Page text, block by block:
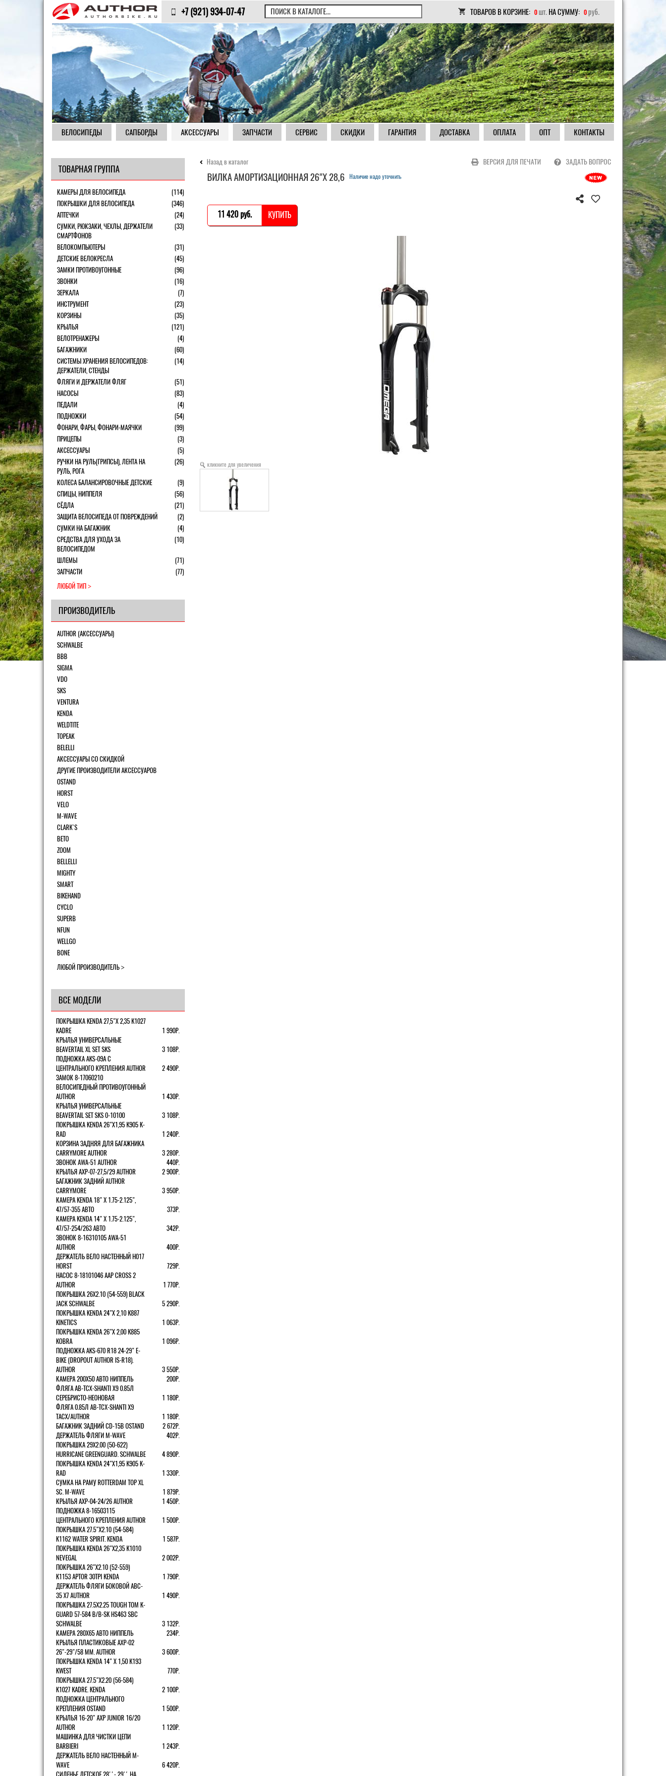
+7 (921) 934-07-47 ТОВАРОВ В КОРЗИНЕ: 0 шт. НА СУММУ: 0 руб.
ВЕЛОСИПЕДЫ САПБОРДЫ АКСЕССУАРЫ ЗАПЧАСТИ СЕРВИС СКИДКИ ГАРАНТИЯ ДОСТАВКА ОПЛАТА ОПТ КОНТАКТЫ
Назад в каталог ВЕРСИЯ ДЛЯ ПЕЧАТИ ЗАДАТЬ ВОПРОС
ВИЛКА АМОРТИЗАЦИОННАЯ 26"Х 28,6 Наличие надо уточнить
11 420 pуб. КУПИТЬ
кликните для увеличения
ТОВАРНАЯ ГРУППА
КАМЕРЫ ДЛЯ ВЕЛОСИПЕДА
(114)
ПОКРЫШКИ ДЛЯ ВЕЛОСИПЕДА
(346)
АПТЕЧКИ
(24)
СУМКИ, РЮКЗАКИ, ЧЕХЛЫ, ДЕРЖАТЕЛИ
СМАРТФОНОВ
(33)
ВЕЛОКОМПЬЮТЕРЫ
(31)
ДЕТСКИЕ ВЕЛОКРЕСЛА
(45)
ЗАМКИ ПРОТИВОУГОННЫЕ
(96)
ЗВОНКИ
(16)
ЗЕРКАЛА
(7)
ИНСТРУМЕНТ
(23)
КОРЗИНЫ
(35)
КРЫЛЬЯ
(121)
ВЕЛОТРЕНАЖЕРЫ
(4)
БАГАЖНИКИ
(60)
СИСТЕМЫ ХРАНЕНИЯ ВЕЛОСИПЕДОВ:
ДЕРЖАТЕЛИ, СТЕНДЫ
(14)
ФЛЯГИ И ДЕРЖАТЕЛИ ФЛЯГ
(51)
НАСОСЫ
(83)
ПЕДАЛИ
(4)
ПОДНОЖКИ
(54)
ФОНАРИ, ФАРЫ, ФОНАРИ-МАЯЧКИ
(99)
ПРИЦЕПЫ
(3)
АКСЕССУАРЫ
(5)
РУЧКИ НА РУЛЬ(ГРИПСЫ), ЛЕНТА НА
РУЛЬ, РОГА
(26)
КОЛЕСА БАЛАНСИРОВОЧНЫЕ ДЕТСКИЕ
(9)
СПИЦЫ, НИППЕЛЯ
(56)
СЁДЛА
(21)
ЗАЩИТА ВЕЛОСИПЕДА ОТ ПОВРЕЖДЕНИЙ
(2)
СУМКИ НА БАГАЖНИК
(4)
СРЕДСТВА ДЛЯ УХОДА ЗА
ВЕЛОСИПЕДОМ
(10)
ШЛЕМЫ
(71)
ЗАПЧАСТИ
(77)
ЛЮБОЙ ТИП
ПРОИЗВОДИТЕЛЬ
AUTHOR (АКСЕССУАРЫ)
SCHWALBE
BBB
SIGMA
VDO
SKS
VENTURA
KENDA
WELDTITE
TOPEAK
BELELLI
АКСЕССУАРЫ СО СКИДКОЙ
ДРУГИЕ ПРОИЗВОДИТЕЛИ АКСЕССУАРОВ
OSTAND
HORST
VELO
M-WAVE
CLARK`S
BETO
ZOOM
BELLELLI
MIGHTY
SMART
BIKEHAND
CYCLO
SUPERB
NFUN
WELLGO
BONE
ЛЮБОЙ ПРОИЗВОДИТЕЛЬ
ВСЕ МОДЕЛИ
ПОКРЫШКА KENDA 27,5"Х 2,35 K1027
KADRE
1 990Р.
КРЫЛЬЯ УНИВЕРСАЛЬНЫЕ
BEAVERTAIL XL SET SKS
3 108Р.
ПОДНОЖКА AKS-09A C
ЦЕНТРАЛЬНОГО КРЕПЛЕНИЯ AUTHOR
2 490Р.
ЗАМОК 8-17060210
ВЕЛОСИПЕДНЫЙ ПРОТИВОУГОННЫЙ
AUTHOR
1 430Р.
КРЫЛЬЯ УНИВЕРСАЛЬНЫЕ
BEAVERTAIL SET SKS 0-10100
3 108Р.
ПОКРЫШКА KENDA 26"Х1,95 K905 K-
RAD
1 240Р.
КОРЗИНА ЗАДНЯЯ ДЛЯ БАГАЖНИКА
CARRYMORE AUTHOR
3 280Р.
ЗВОНОК AWA-51 AUTHOR
440Р.
КРЫЛЬЯ AXP-07-27,5/29 AUTHOR
2 900Р.
БАГАЖНИК ЗАДНИЙ AUTHOR
CARRYMORE
3 950Р.
КАМЕРА KENDA 18" Х 1.75-2.125",
47/57-355 АВТО
373Р.
КАМЕРА KENDA 14" Х 1.75-2.125",
47/57-254/263 АВТО
342Р.
ЗВОНОК 8-16310105 AWA-51
AUTHOR
400Р.
ДЕРЖАТЕЛЬ ВЕЛО НАСТЕННЫЙ H017
HORST
729Р.
НАСОС 8-18101046 AAP CROSS 2
AUTHOR
1 770Р.
ПОКРЫШКА 26X2.10 (54-559) BLACK
JACK SCHWALBE
5 290Р.
ПОКРЫШКА KENDA 24"Х 2,10 K887
KINETICS
1 063Р.
ПОКРЫШКА KENDA 26"Х 2,00 K885
KOBRA
1 096Р.
ПОДНОЖКА AKS-670 R18 24-29" E-
BIKE (DROPOUT AUTHOR IS-R18).
AUTHOR
3 550Р.
КАМЕРА 200Х50 АВТО НИППЕЛЬ
200Р.
ФЛЯГА AB-TCX-SHANTI X9 0.85Л
СЕРЕБРИСТО-НЕОНОВАЯ
1 180Р.
ФЛЯГА 0.85Л AB-TCX-SHANTI X9
TACX/AUTHOR
1 180Р.
БАГАЖНИК ЗАДНИЙ CD-15B OSTAND
2 672Р.
ДЕРЖАТЕЛЬ ФЛЯГИ M-WAVE
402Р.
ПОКРЫШКА 29X2.00 (50-622)
HURRICANE GREENGUARD. SCHWALBE
4 890Р.
ПОКРЫШКА KENDA 24"Х1,95 K905 K-
RAD
1 330Р.
СУМКА НА РАМУ ROTTERDAM TOP XL
SC. M-WAVE
1 879Р.
КРЫЛЬЯ AXP-04-24/26 AUTHOR
1 450Р.
ПОДНОЖКА 8-16503115
ЦЕНТРАЛЬНОГО КРЕПЛЕНИЯ AUTHOR
1 500Р.
ПОКРЫШКА 27.5"Х2.10 (54-584)
K1162 WATER SPIRIT. KENDA
1 587Р.
ПОКРЫШКА KENDA 26"Х2,35 K1010
NEVEGAL
2 002Р.
ПОКРЫШКА 26"Х2.10 (52-559)
K1153 APTOR 30TPI KENDA
1 790Р.
ДЕРЖАТЕЛЬ ФЛЯГИ БОКОВОЙ ABC-
35 X7 AUTHOR
1 490Р.
ПОКРЫШКА 27.5X2.25 TOUGH TOM K-
GUARD 57-584 B/B-SK HS463 SBC
SCHWALBE
3 132Р.
КАМЕРА 280Х65 АВТО НИППЕЛЬ
234Р.
КРЫЛЬЯ ПЛАСТИКОВЫЕ AXP-02
26"-29"/58 ММ. AUTHOR
3 600Р.
ПОКРЫШКА KENDA 14" Х 1,50 K193
KWEST
770Р.
ПОКРЫШКА 27.5"Х2.20 (56-584)
K1027 KADRE. KENDA
2 100Р.
ПОДНОЖКА ЦЕНТРАЛЬНОГО
КРЕПЛЕНИЯ OSTAND
1 500Р.
КРЫЛЬЯ 16-20" AXP JUNIOR 16/20
AUTHOR
1 120Р.
МАШИНКА ДЛЯ ЧИСТКИ ЦЕПИ
BARBIERI
1 243Р.
ДЕРЖАТЕЛЬ ВЕЛО НАСТЕННЫЙ M-
WAVE
6 420Р.